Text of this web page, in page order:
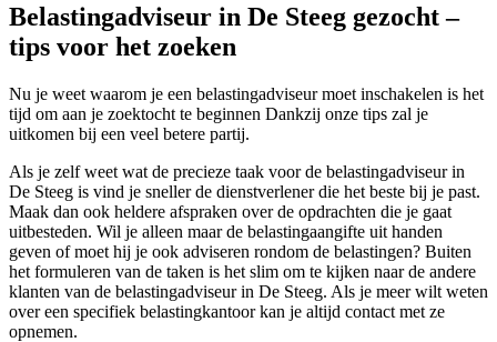
Belastingadviseur in De Steeg gezocht –
tips voor het zoeken
Nu je weet waarom je een belastingadviseur moet inschakelen is het
tijd om aan je zoektocht te beginnen Dankzij onze tips zal je
uitkomen bij een veel betere partij.
Als je zelf weet wat de precieze taak voor de belastingadviseur in
De Steeg is vind je sneller de dienstverlener die het beste bij je past.
Maak dan ook heldere afspraken over de opdrachten die je gaat
uitbesteden. Wil je alleen maar de belastingaangifte uit handen
geven of moet hij je ook adviseren rondom de belastingen? Buiten
het formuleren van de taken is het slim om te kijken naar de andere
klanten van de belastingadviseur in De Steeg. Als je meer wilt weten
over een specifiek belastingkantoor kan je altijd contact met ze
opnemen.